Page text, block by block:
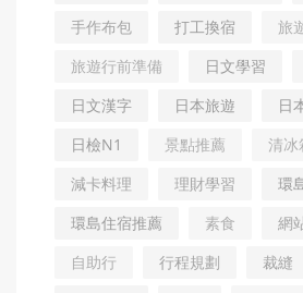
手作布包
打工換宿
旅
旅遊行前準備
日文學習
日文漢字
日本旅遊
日
日檢N1
景點推薦
清冰
減卡料理
理財學習
環
環島住宿推薦
素食
網
自助行
行程規劃 裁縫